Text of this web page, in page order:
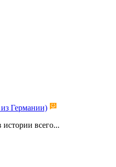
Германии)
истории всего...